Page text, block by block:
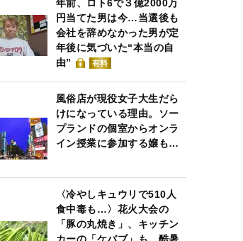
年前、ロト6で３億2000万
円当てた男は今…当選後も
会社を辞めなかった男が定
年後に気づいた“本当の自
由”
有料
風俗店が現役女子大生だら
けになっている理由。ソー
プランドの個室からオンラ
イン授業に参加する嬢も…
〈冷やしキュウリで510人
食中毒も…〉花火大会の
「豚の丸焼き」、キッチン